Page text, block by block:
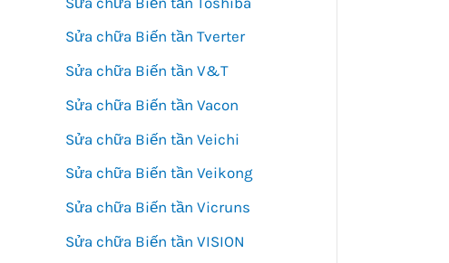
Sửa chữa Biến tần Tverter
Sửa chữa Biến tần V&T
Sửa chữa Biến tần Vacon
Sửa chữa Biến tần Veichi
Sửa chữa Biến tần Veikong
Sửa chữa Biến tần Vicruns
Sửa chữa Biến tần VISION